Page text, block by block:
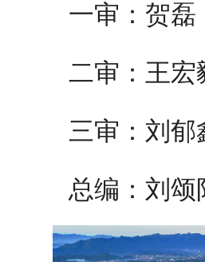
一审：贺磊
二审：王宏
三审：刘郁
总编：刘颂